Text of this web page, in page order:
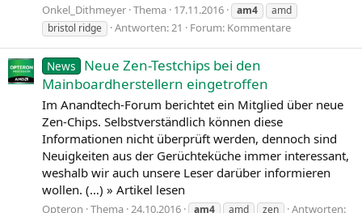
Onkel_Dithmeyer Thema 17.11.2016 am4
amd
bristol ridge
Antworten: 21 Forum: Kommentare
News
Neue Zen-Testchips bei den
Mainboardherstellern eingetroffen
Im Anandtech-Forum berichtet ein Mitglied über neue
Zen-Chips. Selbstverständlich können diese
Informationen nicht überprüft werden, dennoch sind
Neuigkeiten aus der Gerüchteküche immer interessant,
weshalb wir auch unsere Leser darüber informieren
wollen. (…) » Artikel lesen
Opteron Thema 24.10.2016 am4 amd zen
Antworten: